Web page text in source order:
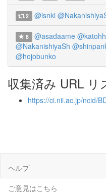
2 @isnki
8 @asadaame
@NakanishiyaSh
@hojobunko
収集済み URL リ
https://ci.nii.ac.jp/ncid/
ヘルプ
ご意見はこちら